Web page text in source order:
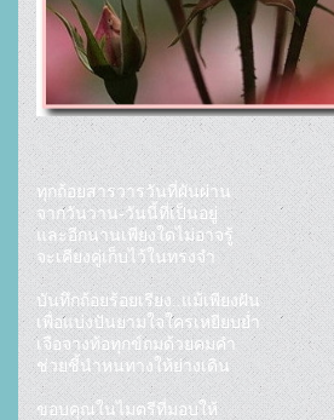
ทุกถ้อยสารวารวันที่ผันผ่าน
จากวันวาน-วันนี้ที่เป็นอยู่
และอีกนานเพียงใดไม่อาจรู้
จะเคียงคู่เก็บไว้ในทรงจำ
บันทึกถ้อยร้อยเรียง..แม้เพียงฝัน
เพื่อแบ่งปันยามใจใครเหยียบย่ำ
เจือจางท้อทุกข์ถมด้วยคมคำ
ช่วยชี้นำหนทางให้ย่างเดิน
ขอบคุณในไมตรีที่มอบให้